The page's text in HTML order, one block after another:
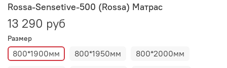
Rossa-Sensetive-500 (Rossa) Матрас
13 290 руб
Размер
800*1900мм 800*1950мм
800*2000мм